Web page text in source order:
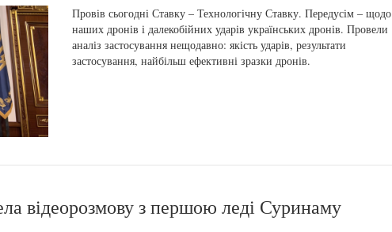
Провів сьогодні Ставку – Технологічну Ставку. Передусім – щодо
наших дронів і далекобійних ударів українських дронів. Провели
аналіз застосування нещодавно: якість ударів, результати
застосування, найбільш ефективні зразки дронів.
відеорозмову з першою леді Суринаму